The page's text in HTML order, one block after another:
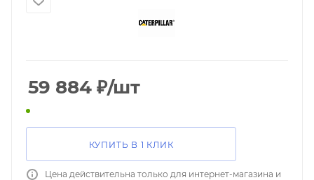
59 884 ₽/шт
КУПИТЬ В 1 КЛИК
Цена действительна только для интернет-магазина и